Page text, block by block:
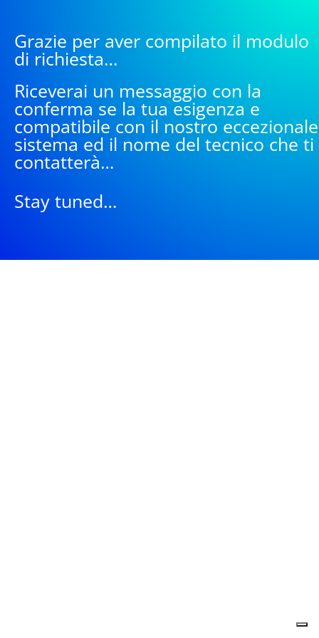
Grazie per aver compilato il modulo
di richiesta…
Riceverai un messaggio con la
conferma se la tua esigenza e
compatibile con il nostro eccezionale
sistema ed il nome del tecnico che ti
contatterà…
Stay tuned…